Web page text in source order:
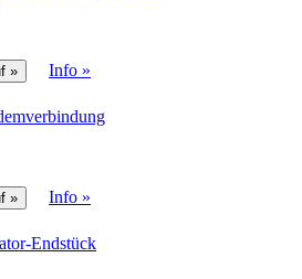
Info »
Info »
Endstück